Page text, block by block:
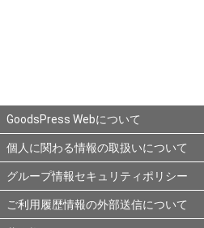
GoodsPress Webについて
個人に関わる情報の取扱いについて
グループ情報セキュリティポリシー
ご利用履歴情報の外部送信について